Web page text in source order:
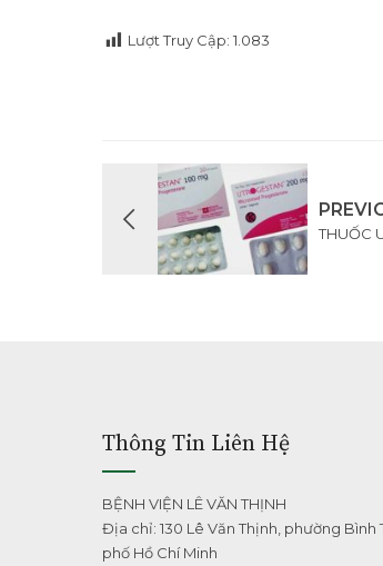
Lượt Truy Cập: 1.083
THUỐC
Thông Tin Liên Hệ
BỆNH VIỆN LÊ VĂN THỊNH
Địa chỉ: 130 Lê Văn Thịnh, phường Bình
phố Hồ Chí Minh